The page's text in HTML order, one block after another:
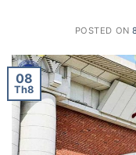
POSTED ON
08
Th8